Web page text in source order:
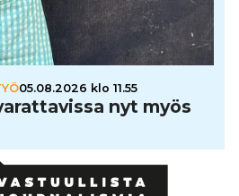
05.08.2026 klo 11.55
nyt myös